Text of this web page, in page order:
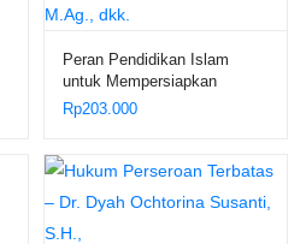
Peran Pendidikan Islam
untuk Mempersiapkan
Generasi Emas Islam yang
Berkarakter – Dr. Sururin,
Rp203.000